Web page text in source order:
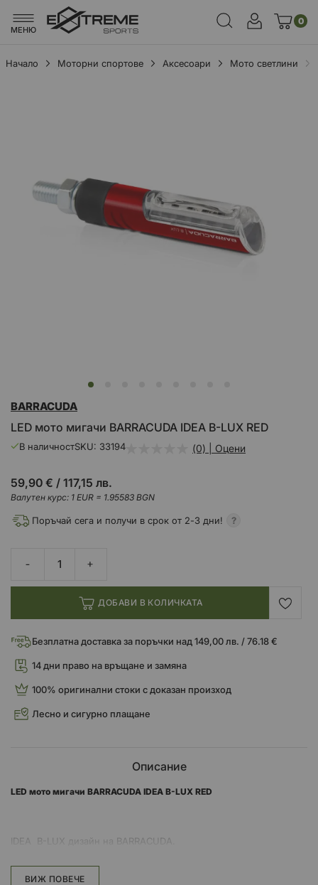
МЕНЮ
0
Начало Моторни спортове Аксесоари Мото светлини
към
на
галерия
LED мото мигачи BARRACUDA IDEA B-LUX RED
BARRACUDA
В наличностSKU 33194 (0) | Оцени
59,90 € / 117,15 лв.
Валутен курс: 1 EUR = 1.95583 BGN
Поръчай сега и получи в срок от 2-3 дни!
ДОБАВИ В КОЛИЧКАТА
Безплатна доставка за поръчки над 149,00 лв. / 76.18 €
14 дни право на връщане и замяна
100% оригинални стоки с доказан произход
Лесно и сигурно плащане
Описание
LED мото мигачи BARRACUDA IDEA B-LUX RED
IDEA B-LUX дизайн на BARRACUDA.
IDEA са универсални мигачи чийто E индикатори са облечени в
АЛУМИНИЙ.
ВИЖ ПОВЕЧЕ